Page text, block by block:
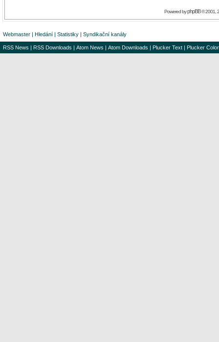
Powered byphpBB© 2001,
Webmaster | Hledání | Statistiky | Syndikační kanály
RSS News | RSS Downloads | Atom News | Atom Downloads | Plucker Text | Plucker Color